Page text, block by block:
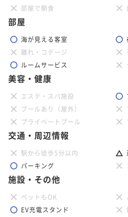
部屋で朝食
部屋
海が見える客室
離れ・コテージ
ルームサービス
美容・健康
エステ・スパ施設
プールあり（屋外）
プライベートプール
交通・周辺情報
駅から徒歩5分以内
パーキング
施設・その他
ペットもOK
EV充電スタンド